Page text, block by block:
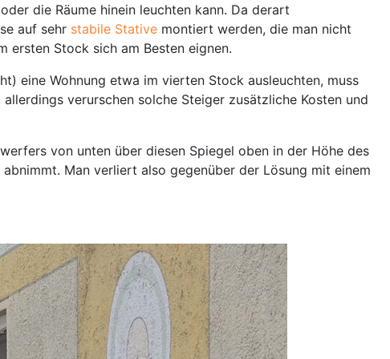
die Räume hinein leuchten kann. Da derart
auf sehr stabile Stative montiert werden, die man nicht
ersten Stock sich am Besten eignen.
eine Wohnung etwa im vierten Stock ausleuchten, muss
verurschen solche Steiger zusätzliche Kosten und
von unten über diesen Spiegel oben in der Höhe des
Man verliert also gegenüber der Lösung mit einem